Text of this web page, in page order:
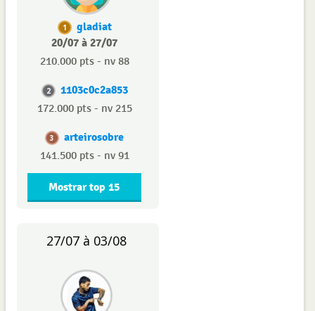
1
gladiat
20/07 à 27/07
210.000 pts - nv 88
2 1103c0c2a853
172.000 pts - nv 215
3 arteirosobre
141.500 pts - nv 91
Mostrar top 15
27/07 à 03/08